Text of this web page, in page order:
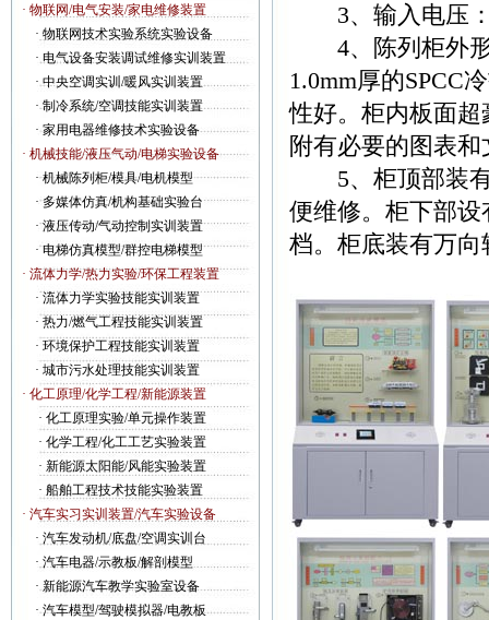
· 物联网/电气安装/家电维修装置
· 物联网技术实验系统实验设备
·电气设备安装调试维修实训装置
·中央空调实训/暖风实训装置
·制冷系统/空调技能实训装置
·家用电器维修技术实验设备
· 机械技能/液压气动/电梯实验设备
·机械陈列柜/模具/电机模型
·多媒体仿真/机构基础实验台
·液压传动/气动控制实训装置
·电梯仿真模型/群控电梯模型
· 流体力学/热力实验/环保工程装置
· 流体力学实验技能实训装置
· 热力/燃气工程技能实训装置
· 环境保护工程技能实训装置
· 城市污水处理技能实训装置
· 化工原理/化学工程/新能源装置
· 化工原理实验/单元操作装置
· 化学工程/化工工艺实验装置
· 新能源太阳能/风能实验装置
· 船舶工程技术技能实验装置
· 汽车实习实训装置/汽车实验设备
· 汽车发动机/底盘/空调实训台
· 汽车电器/示教板/解剖模型
·新能源汽车教学实验室设备
·汽车模型/驾驶模拟器/电教板
3、输入电压：
4、陈列柜外形
1.0mm厚的SPCC
性好。柜内板面
附有必要的图表
5、柜顶部装有
便维修。柜下部
档。柜底装有万